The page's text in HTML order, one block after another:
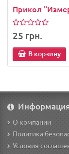
Прикол
25 грн.
В корзину
О компании
Политика
Условия